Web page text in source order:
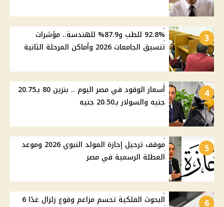
3
92.8% للطب و87.9% للهندسة.. مؤشرات
تنسيق الجامعات 2026 وأماكن المرحلة الثانية
4
أسعار الوقود في مصر اليوم .. بنزين 80 بـ20.75
جنيه والسولار بـ20.50 جنيه
5
موقف ترحيل إجازة المولد النبوي 2026 وموعد
العطلة الرسمية في مصر
6
البحوث الفلكية تحسم مزاعم وقوع زلزال غدًا 6